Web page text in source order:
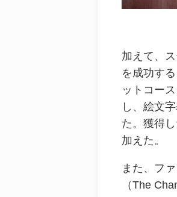
加えて、
を成功す
ットコー
し、絵文
た。獲得
加えた。
また、フ
（The